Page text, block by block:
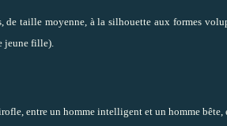
de taille moyenne, à la silhouette aux formes
jeune fille).
entre un homme intelligent et un homme